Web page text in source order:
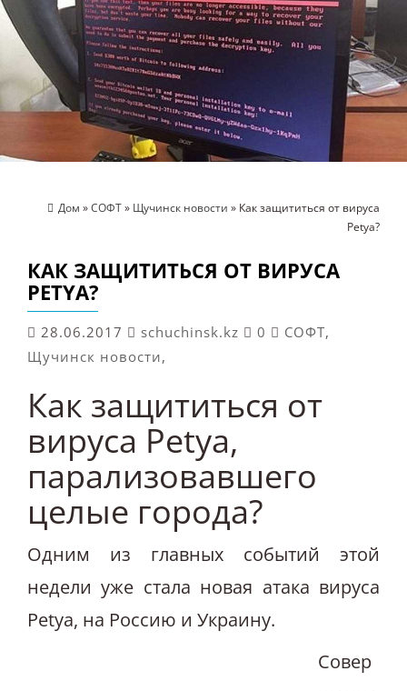
Дом »СОФТ» Щучинск новости » Как защититься от вируса
Petya?
КАК ЗАЩИТИТЬСЯ ОТ ВИРУСА
PETYA?
28.06.2017 schuchinsk.kz 0 СОФТ,
Щучинск новости,
Как защититься от
вируса Petya,
парализовавшего
целые города?
Одним из главных событий этой
недели уже стала новая атака вируса
Petya, на Россию и Украину.
Совер